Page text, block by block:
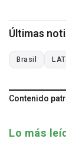
Últimas
Brasil
Contenido
Lo más